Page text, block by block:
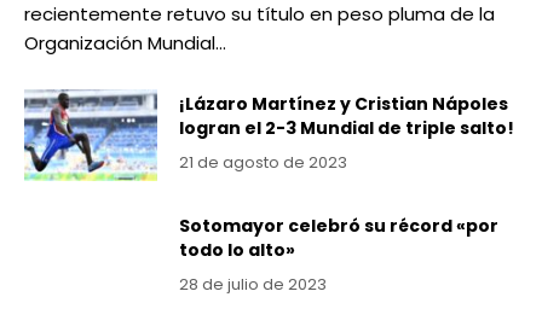
recientemente retuvo su título en peso pluma de la
Organización Mundial…
¡Lázaro Martínez y Cristian Nápoles
logran el 2-3 Mundial de triple salto!
21 de agosto de 2023
Sotomayor celebró su récord «por
todo lo alto»
28 de julio de 2023